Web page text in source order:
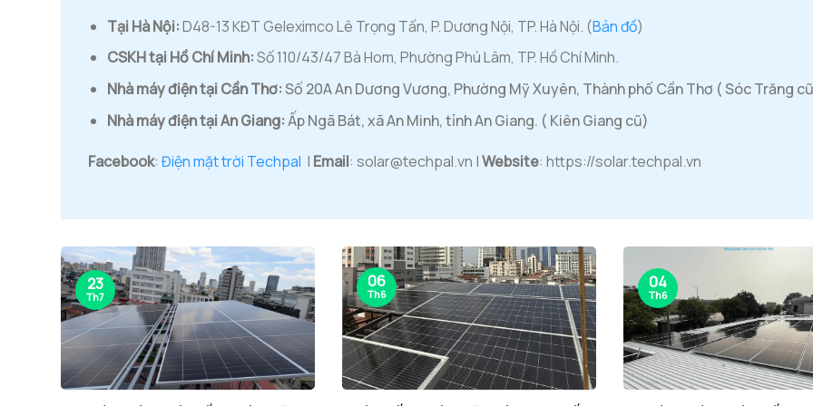
Tại Hà Nội:D48-13 KĐT Geleximco Lê Trọng Tấn, P. Dương Nội, TP. Hà Nội. (Bản đồ)
CSKH tại Hồ Chí Minh:Số 110/43/47 Bà Hom, Phường Phú Lâm, TP. Hồ Chí Minh.
Nhà máy điện tại Cần Thơ:Số 20A An Dương Vương, Phường Mỹ Xuyên, Thành phố Cần Thơ ( Sóc Trăng
Nhà máy điện tại An Giang:Ấp Ngã Bát, xã An Minh, tỉnh An Giang. ( Kiên Giang cũ)
Facebook: Điện mặt trời Techpal | Email: solar@techpal.vn |Website: https://solar.techpal.vn
23
Th7
06
Th6
04
Th6